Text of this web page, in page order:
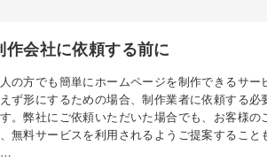
会社に依頼する前に
の方でも簡単にホームページを制作できるサー
ず形にするための場合、制作業者に依頼する必
。弊社にご依頼いただいた場合でも、お客様の
無料サービスを利用されるようご提案すること
…